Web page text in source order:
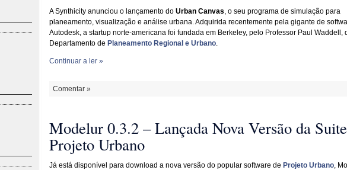
A Synthicity anunciou o lançamento do Urban Canvas , o seu programa de simulação para
planeamento, visualização e análise urbana. Adquirida recentemente pela gigante de
Autodesk, a startup norte-americana foi fundada em Berkeley, pelo Professor Paul Waddell,
Departamento de Planeamento Regional e Urbano.
Continuar a ler »
Comentar »
Modelur 0.3.2 – Lançada Nova Versão da
Projeto Urbano
Já está disponível para download a nova versão do popular software de Projeto Urbano,